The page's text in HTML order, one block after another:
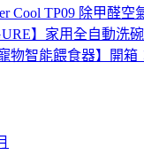
Cool TP09 除甲醛
】家用全自動洗
物智能餵食器】開